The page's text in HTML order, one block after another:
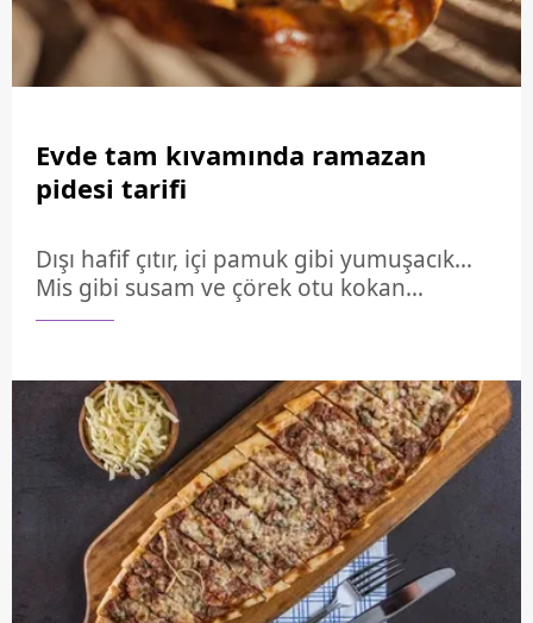
Evde tam kıvamında ramazan
pidesi tarifi
Dışı hafif çıtır, içi pamuk gibi yumuşacık…
Mis gibi susam ve çörek otu kokan
Ramazan pidesini evde yapmak